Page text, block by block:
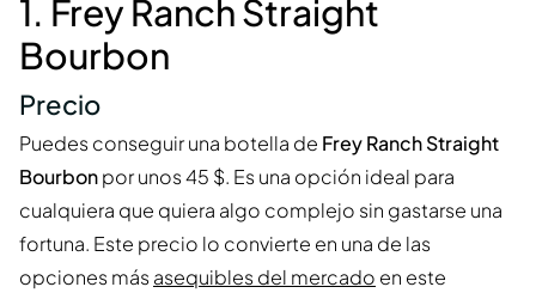
1. Frey Ranch Straight
Bourbon
Precio
Puedes conseguir una botella de Frey Ranch Straight
Bourbonpor unos 45 $. Es una opción ideal para
cualquiera que quiera algo complejo sin gastarse una
fortuna. Este precio lo convierte en una de las
opciones másasequibles del mercado en este